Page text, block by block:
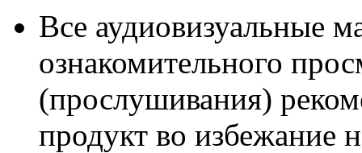
Все аудиовизуальные
ознакомительного
(прослушивания)
продукт во избежание